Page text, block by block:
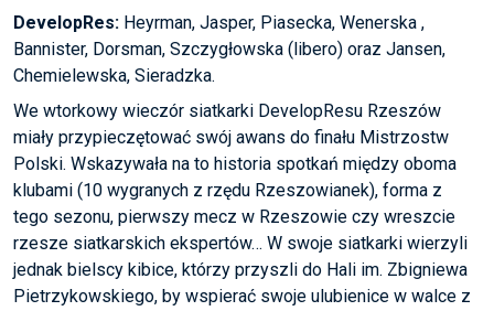
DevelopRes: Heyrman, Jasper, Piasecka, Wenerska ,
Bannister, Dorsman, Szczygłowska (libero) oraz Jansen,
Chemielewska, Sieradzka.
We wtorkowy wieczór siatkarki DevelopResu Rzeszów
miały przypieczętować swój awans do finału Mistrzostw
Polski. Wskazywała na to historia spotkań między oboma
klubami (10 wygranych z rzędu Rzeszowianek), forma z
tego sezonu, pierwszy mecz w Rzeszowie czy wreszcie
rzesze siatkarskich ekspertów… W swoje siatkarki wierzyli
jednak bielscy kibice, którzy przyszli do Hali im. Zbigniewa
Pietrzykowskiego, by wspierać swoje ulubienice w walce z